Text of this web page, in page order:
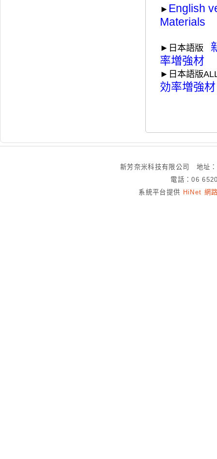
► English
Materials
►日本語版
率増強材
►日本語版
効率増強材
新芳奈米科技有限公司 地址
電話：06
系統平台提供 HiNet 網